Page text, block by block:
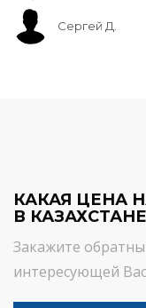
Сергей Д.
КАКАЯ ЦЕНА
В
Закажите
интересующей